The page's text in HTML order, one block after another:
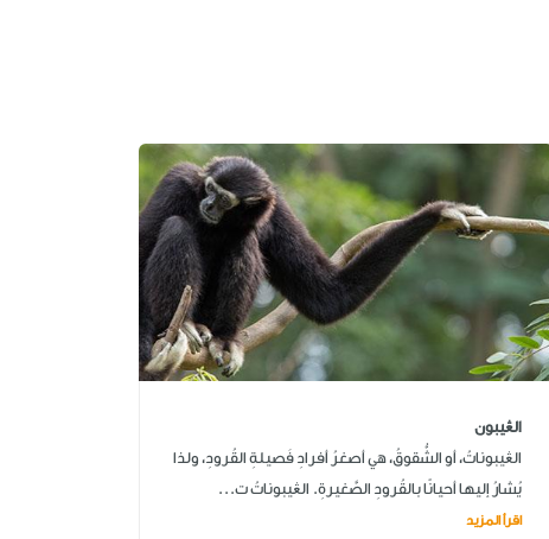
الڠيبون
الڠيبوناتُ، أو الشُّقوقُ، هي أصغرُ أفرادِ فَصيلةِ القُرودِ، ولذا
يُشارُ إليها أحيانًا بالقُرودِ الصَّغيرةِ. الڠيبوناتُ ت...
اقرأ المزيد